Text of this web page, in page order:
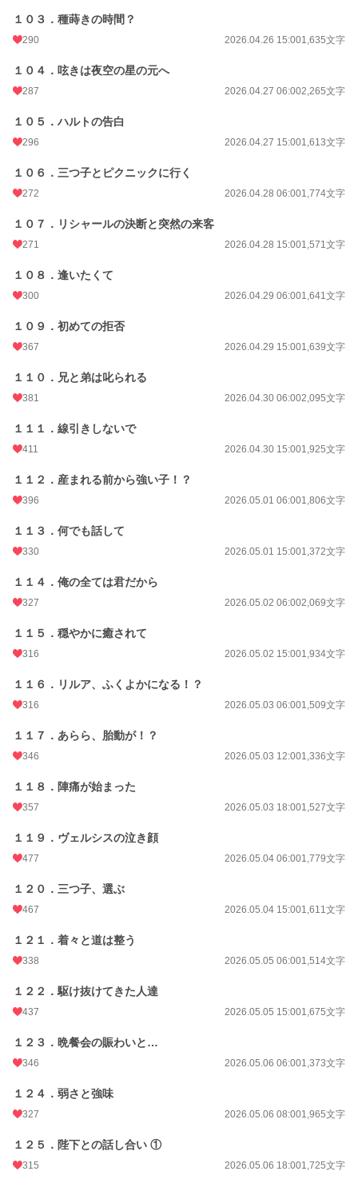
１０３．種蒔きの時間？
290 2026.04.26 15:001,635文字
１０４．呟きは夜空の星の元へ
287 2026.04.27 06:002,265文字
１０５．ハルトの告白
296 2026.04.27 15:001,613文字
１０６．三つ子とピクニックに行く
272 2026.04.28 06:001,774文字
１０７．リシャールの決断と突然の来客
271 2026.04.28 15:001,571文字
１０８．逢いたくて
300 2026.04.29 06:001,641文字
１０９．初めての拒否
367 2026.04.29 15:001,639文字
１１０．兄と弟は叱られる
381 2026.04.30 06:002,095文字
１１１．線引きしないで
411 2026.04.30 15:001,925文字
１１２．産まれる前から強い子！？
396 2026.05.01 06:001,806文字
１１３．何でも話して
330 2026.05.01 15:001,372文字
１１４．俺の全ては君だから
327 2026.05.02 06:002,069文字
１１５．穏やかに癒されて
316 2026.05.02 15:001,934文字
１１６．リルア、ふくよかになる！？
316 2026.05.03 06:001,509文字
１１７．あらら、胎動が！？
346 2026.05.03 12:001,336文字
１１８．陣痛が始まった
357 2026.05.03 18:001,527文字
１１９．ヴェルシスの泣き顔
477 2026.05.04 06:001,779文字
１２０．三つ子、選ぶ
467 2026.05.04 15:001,611文字
１２１．着々と道は整う
338 2026.05.05 06:001,514文字
１２２．駆け抜けてきた人達
437 2026.05.05 15:001,675文字
１２３．晩餐会の賑わいと…
346 2026.05.06 06:001,373文字
１２４．弱さと強味
327 2026.05.06 08:001,965文字
１２５．陛下との話し合い ①
315 2026.05.06 18:001,725文字